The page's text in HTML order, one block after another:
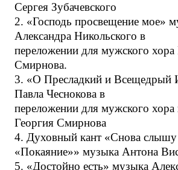
Сергея Зубачевского
2. «Господь просвещение мое»
Александра Никольского в
переложении для мужского хора
Смирнова.
3. «О Пресладкий и Всещедрый
Павла Чеснокова в
переложении для мужского хора
Георгия Смирнова
4. Духовный кант «Снова
«Покаяние»» музыка Антона
5. «Достойно есть» музыка